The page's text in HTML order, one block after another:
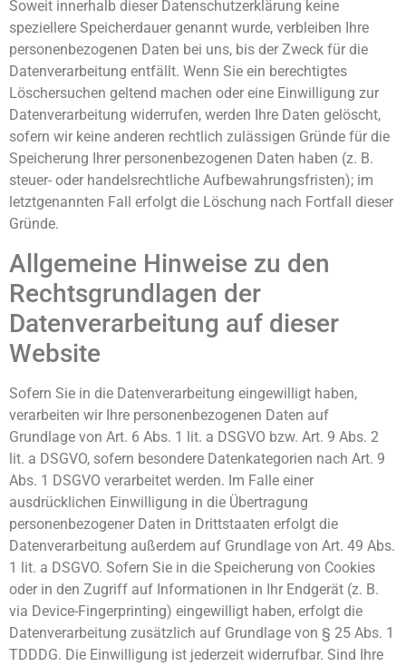
Soweit innerhalb dieser Datenschutzerklärung keine
speziellere Speicherdauer genannt wurde, verbleiben Ihre
personenbezogenen Daten bei uns, bis der Zweck für die
Datenverarbeitung entfällt. Wenn Sie ein berechtigtes
Löschersuchen geltend machen oder eine Einwilligung zur
Datenverarbeitung widerrufen, werden Ihre Daten gelöscht,
sofern wir keine anderen rechtlich zulässigen Gründe für die
Speicherung Ihrer personenbezogenen Daten haben (z. B.
steuer- oder handelsrechtliche Aufbewahrungsfristen); im
letztgenannten Fall erfolgt die Löschung nach Fortfall dieser
Gründe.
Allgemeine Hinweise zu den
Rechtsgrundlagen der
Datenverarbeitung auf dieser
Website
Sofern Sie in die Datenverarbeitung eingewilligt haben,
verarbeiten wir Ihre personenbezogenen Daten auf
Grundlage von Art. 6 Abs. 1 lit. a DSGVO bzw. Art. 9 Abs. 2
lit. a DSGVO, sofern besondere Datenkategorien nach Art. 9
Abs. 1 DSGVO verarbeitet werden. Im Falle einer
ausdrücklichen Einwilligung in die Übertragung
personenbezogener Daten in Drittstaaten erfolgt die
Datenverarbeitung außerdem auf Grundlage von Art. 49 Abs.
1 lit. a DSGVO. Sofern Sie in die Speicherung von Cookies
oder in den Zugriff auf Informationen in Ihr Endgerät (z. B.
via Device-Fingerprinting) eingewilligt haben, erfolgt die
Datenverarbeitung zusätzlich auf Grundlage von § 25 Abs. 1
TDDDG. Die Einwilligung ist jederzeit widerrufbar. Sind Ihre